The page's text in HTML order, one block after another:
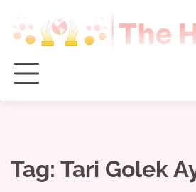
content
Tag: Tari Golek